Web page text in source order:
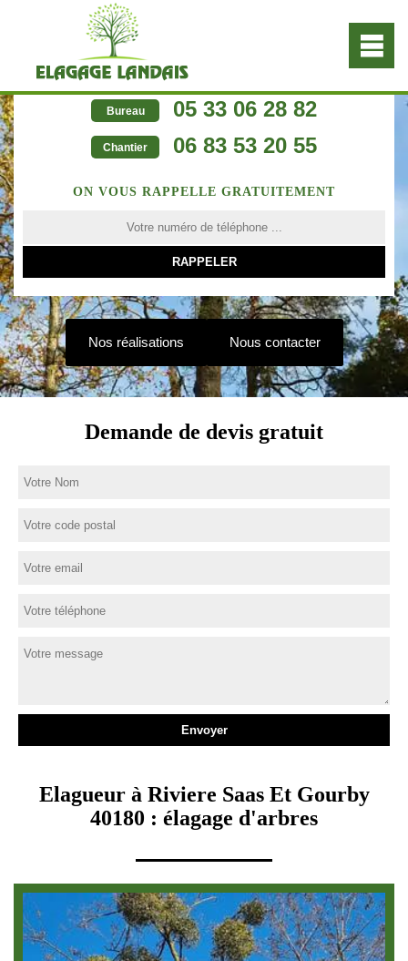
Bureau 05 33 06 28 82
Chantier 06 83 53 20 55
ON VOUS RAPPELLE GRATUITEMENT
Nos réalisations Nous contacter
Demande de devis gratuit
Elagueur à Riviere Saas Et Gourby
40180 : élagage d'arbres